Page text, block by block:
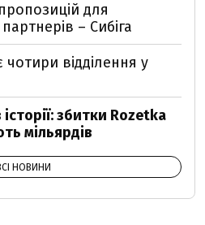
для
– Сибіга
відділення у
збитки Rozetka
мільярдів
НОВИНИ